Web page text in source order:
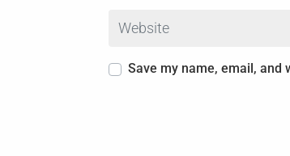
Save my name, email,